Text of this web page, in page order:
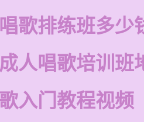
歌排练班多少
人唱歌培训班
入门教程视频